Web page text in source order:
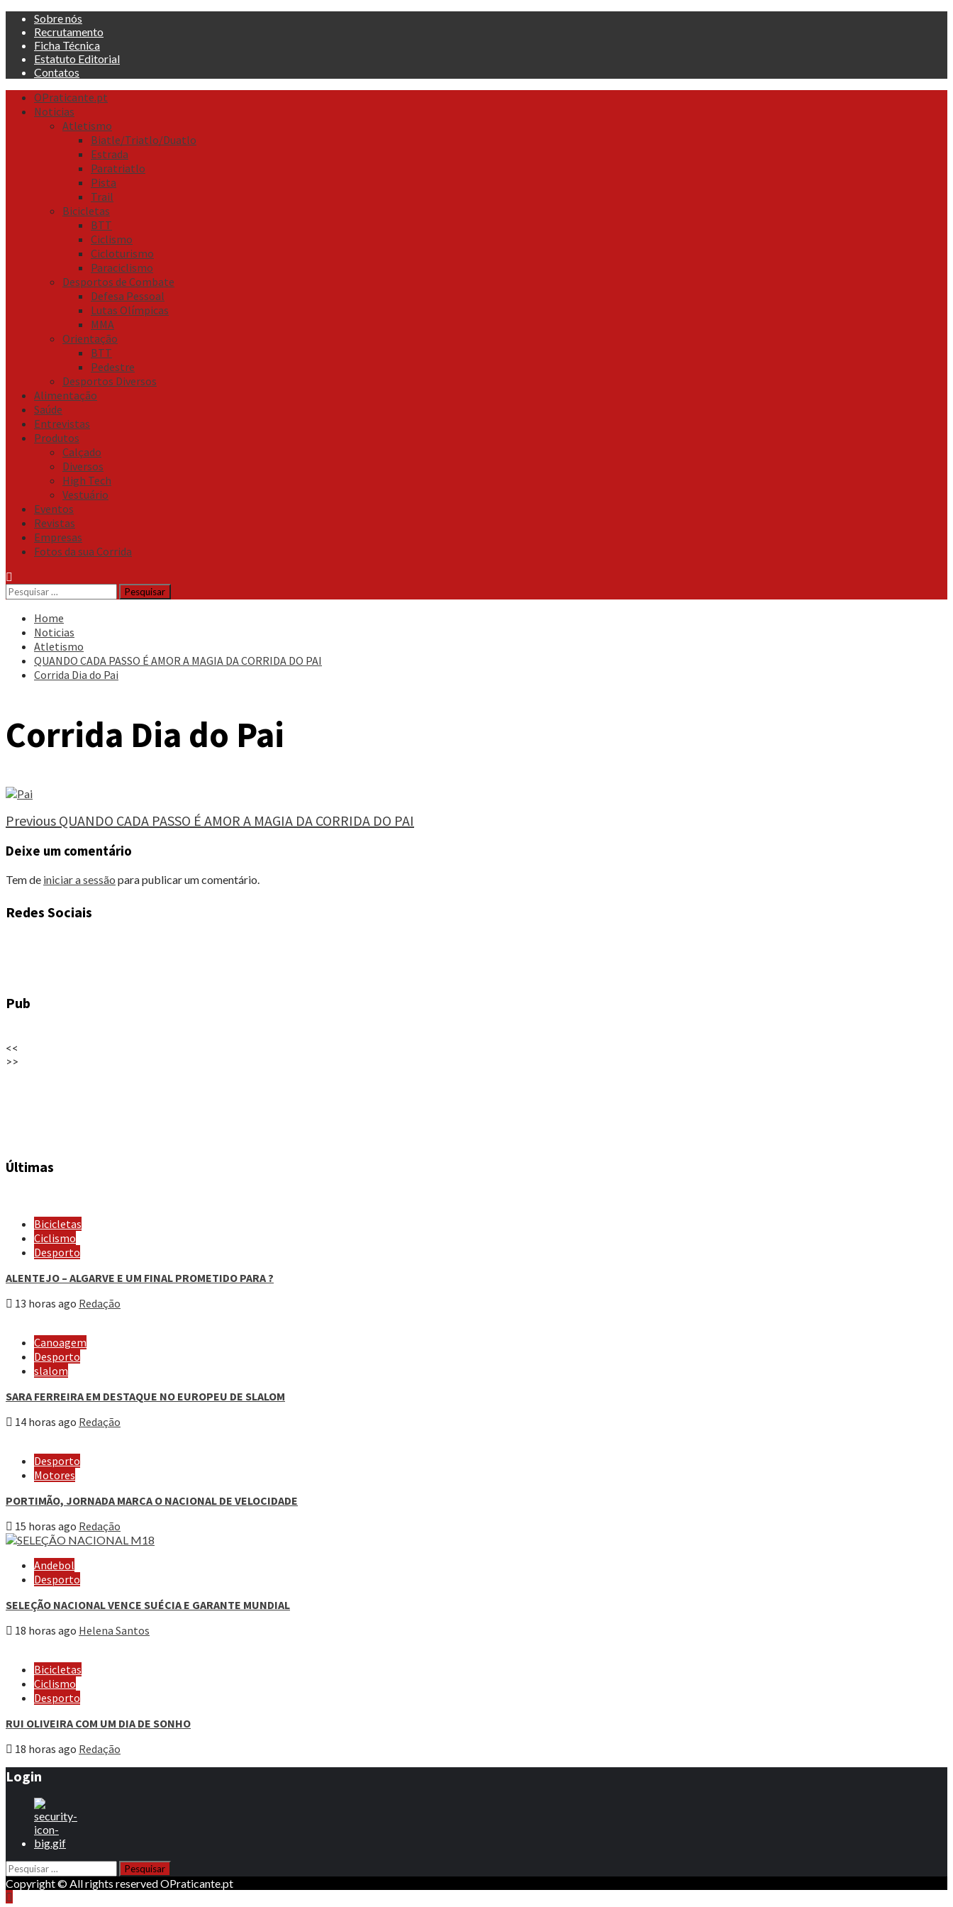
Skip
content
Sobre nós
Recrutamento
Ficha Técnica
Estatuto Editorial
Contatos
Primary
Menu
OPraticante.pt
Noticias
Atletismo
Biatle/Triatlo/Duatlo
Estrada
Paratriatlo
Pista
Trail
Bicicletas
BTT
Ciclismo
Cicloturismo
Paraciclismo
Desportos de Combate
Defesa Pessoal
Lutas Olímpicas
MMA
Orientação
BTT
Pedestre
Desportos Diversos
Alimentação
Saúde
Entrevistas
Produtos
Calçado
Diversos
High Tech
Vestuário
Eventos
Revistas
Empresas
Fotos da sua Corrida
Pesquisar
por:
Home
Noticias
Atletismo
QUANDO CADA PASSO É AMOR A MAGIA DA CORRIDA DO PAI
Corrida Dia do Pai
Corrida Dia do Pai
Continue
Reading
Previous QUANDO CADA PASSO É AMOR A MAGIA DA CORRIDA DO PAI
Deixe um comentário
Tem de iniciar a sessão para publicar um comentário.
Redes Sociais
Pub
<<
>>
Últimas
Bicicletas
Ciclismo
Desporto
ALENTEJO – ALGARVE E UM FINAL PROMETIDO PARA ?
13 horas ago Redação
Canoagem
Desporto
slalom
SARA FERREIRA EM DESTAQUE NO EUROPEU DE SLALOM
14 horas ago Redação
Desporto
Motores
PORTIMÃO, JORNADA MARCA O NACIONAL DE VELOCIDADE
15 horas ago Redação
Andebol
Desporto
SELEÇÃO NACIONAL VENCE SUÉCIA E GARANTE MUNDIAL
18 horas ago Helena Santos
Bicicletas
Ciclismo
Desporto
RUI OLIVEIRA COM UM DIA DE SONHO
18 horas ago Redação
Login
Pesquisar
por:
Copyright © All rights reserved OPraticante.pt